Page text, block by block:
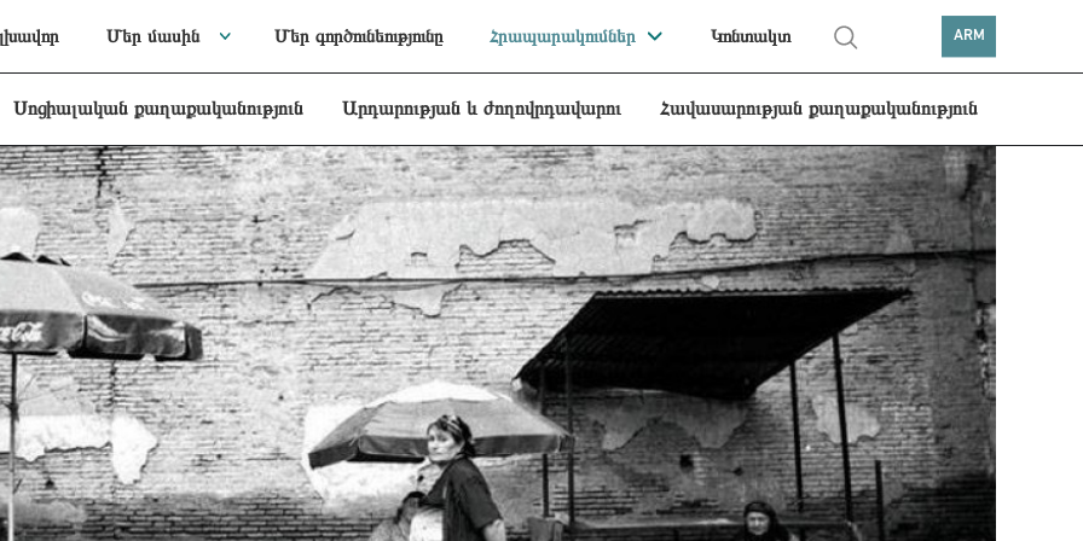
Մեր մասին Մեր գործունեությունը Հրապարակումներ Կոնտակտ ARM
Սոցիալական քաղաքականություն Արդարության և ժողովրդավարու Հավասարության քաղաքականություն